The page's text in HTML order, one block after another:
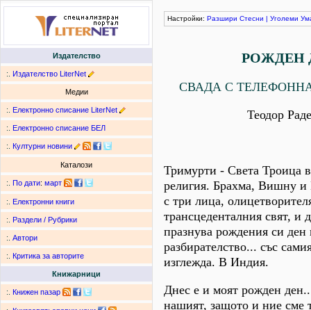
Издателство
:. Издателство LiterNet
Медии
:. Електронно списание LiterNet
:. Електронно списание БЕЛ
:. Културни новини
Каталози
:. По дати: март
:. Електронни книги
:. Раздели / Рубрики
:. Автори
:. Критика за авторите
Книжарници
:. Книжен пазар
Настройки: Разшири Стесни | Уголеми
РОЖДЕН
СВАДА С
Теодор
Тримурти - Света Троица
религия. Брахма, Вишну
с три лица,
трансцеденталния свят, и
празнува рождения си
разбирателство... със
изглежда. В Индия.
Днес е и моят рожден
нашият, защото и ние сме